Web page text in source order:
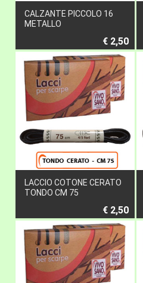
CALZANTE PICCOLO 16
METALLO
€ 2,50
LACCIO COTONE CERATO
TONDO CM 75
€ 2,50